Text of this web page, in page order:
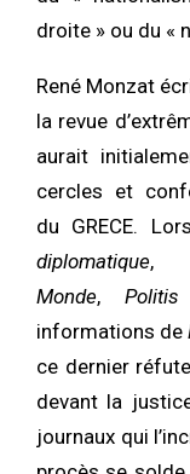
droite » ou du «
René Monzat
la revue
aurait
cercles et
du GRECE.
diplomatique
Monde, Politis
informations de
ce dernier
devant la
journaux qui